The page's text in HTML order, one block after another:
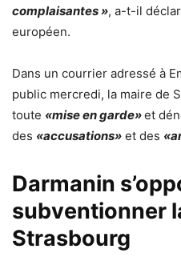
complaisantes », a-t-il
européen.
Dans un courrier adressé à
public mercredi, la maire de
toute «mise en garde»et
des «accusations» et des
Darmanin
subventionner
Strasbourg